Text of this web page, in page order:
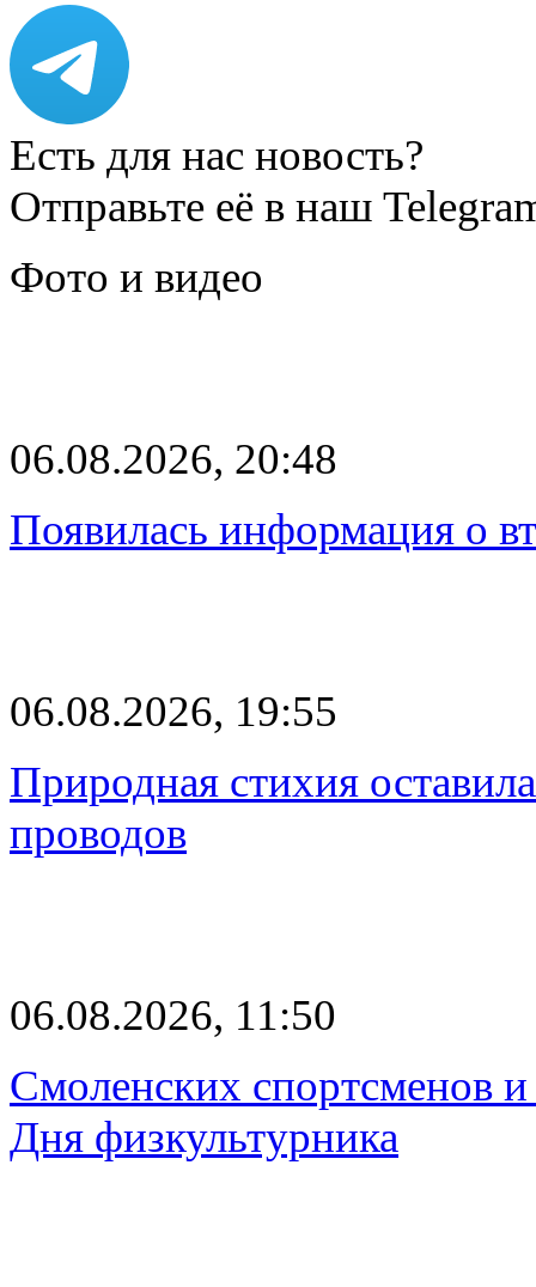
Есть для нас новость?
Отправьте её в наш
Фото и видео
06.08.2026, 20:48
Появилась информация о
06.08.2026, 19:55
Природная стихия
проводов
06.08.2026, 11:50
Смоленских спортсменов
Дня физкультурника